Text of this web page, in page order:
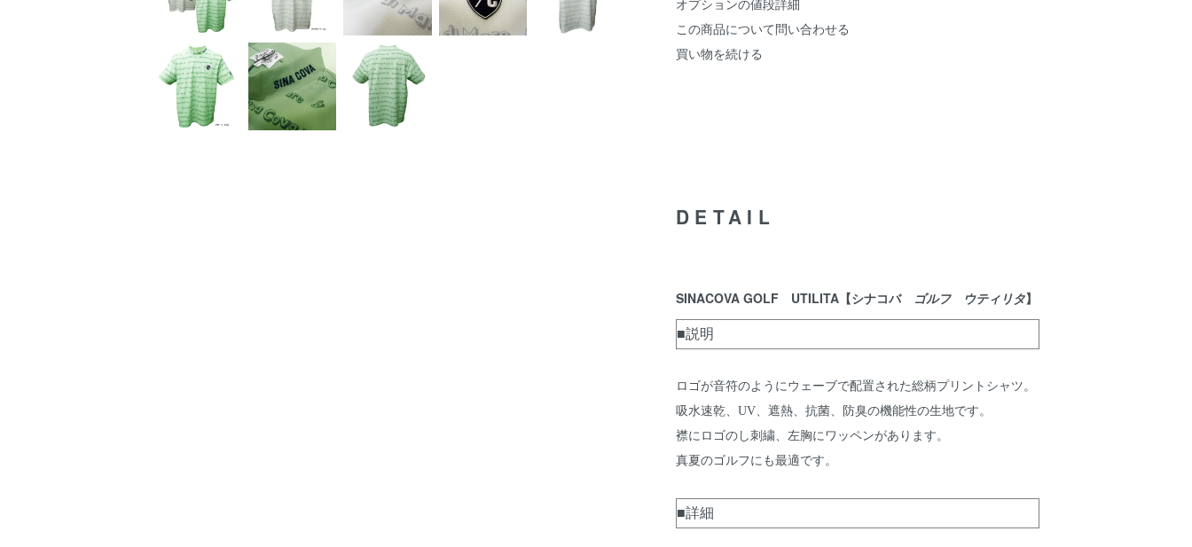
オプションの値段詳細
この商品について問い合わせる
買い物を続ける
DETAIL
SINACOVA GOLF UTILITA【シナコバ ゴルフ ウティリタ】
■説明
ロゴが音符のようにウェーブで配置された総柄プリントシャツ。
吸水速乾、UV、遮熱、抗菌、防臭の機能性の生地です。
襟にロゴのし刺繍、左胸にワッペンがあります。
真夏のゴルフにも最適です。
■詳細